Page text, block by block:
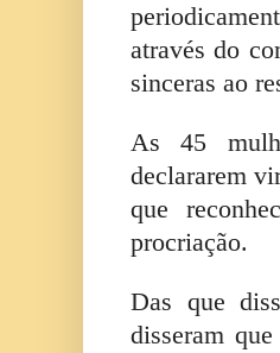
através do
sinceras ao
As 45
declararem
que
procriação.
Das que
disseram